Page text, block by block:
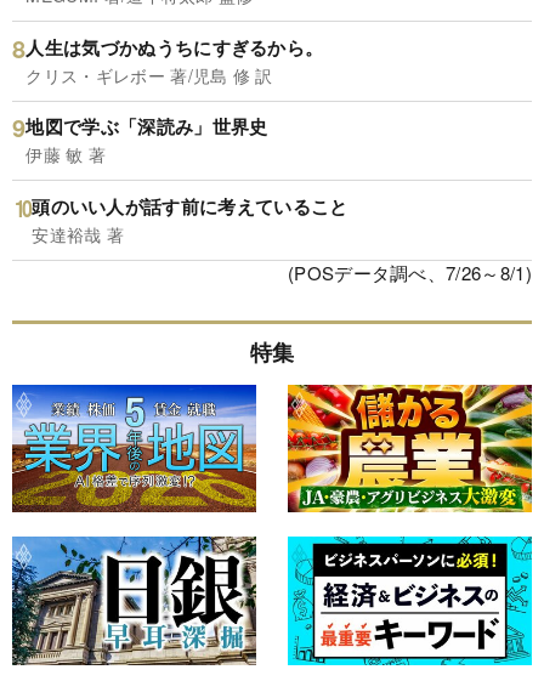
人生は気づかぬうちにすぎるから。
クリス・ギレボー 著/児島 修 訳
地図で学ぶ「深読み」世界史
伊藤 敏 著
頭のいい人が話す前に考えていること
安達裕哉 著
(POSデータ調べ、7/26～8/1)
特集